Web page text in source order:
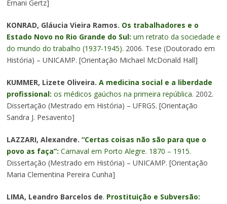
Ernani Gertz]
KONRAD, Gláucia Vieira Ramos. Os trabalhadores e o
Estado Novo no Rio Grande do Sul: um retrato da sociedade e
do mundo do trabalho (1937-1945). 2006. Tese (Doutorado em
História) – UNICAMP. [Orientação Michael McDonald Hall]
KUMMER, Lizete Oliveira. A medicina social e a liberdade
profissional: os médicos gaúchos na primeira república. 2002.
Dissertação (Mestrado em História) – UFRGS. [Orientação
Sandra J. Pesavento]
LAZZARI, Alexandre. “Certas coisas não são para que o
povo as faça”: Carnaval em Porto Alegre. 1870 – 1915.
Dissertação (Mestrado em História) – UNICAMP. [Orientação
Maria Clementina Pereira Cunha]
LIMA, Leandro Barcelos de. Prostituição e Subversão: